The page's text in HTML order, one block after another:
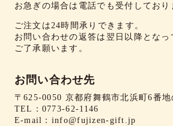
お急ぎの場合は電話でも受付しており
ご注文は24時間承りできます。
お問い合わせの返答は翌日以降となっ
ご了承願います。
お問い合わせ先
〒625-0050 京都府舞鶴市北浜町6番地
TEL： 0773-62-1146
E-mail： info@fujizen-gift.jp